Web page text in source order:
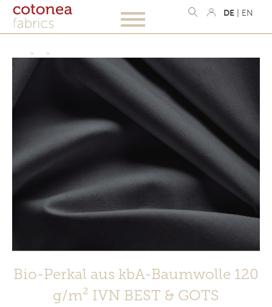
DE EN
Bio-Perkal aus kbA-Baumwolle 120
g/m² IVN BEST & GOTS